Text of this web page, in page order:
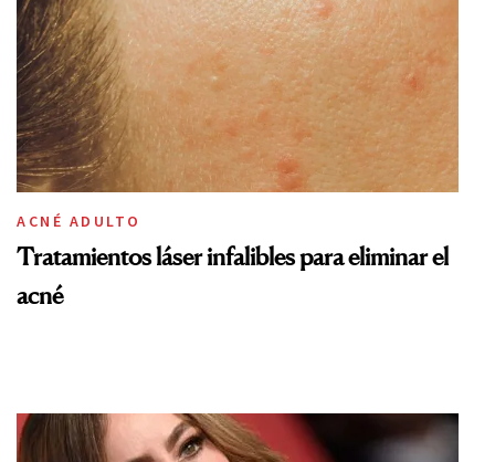
ACNÉ ADULTO
Tratamientos láser infalibles para eliminar el
acné